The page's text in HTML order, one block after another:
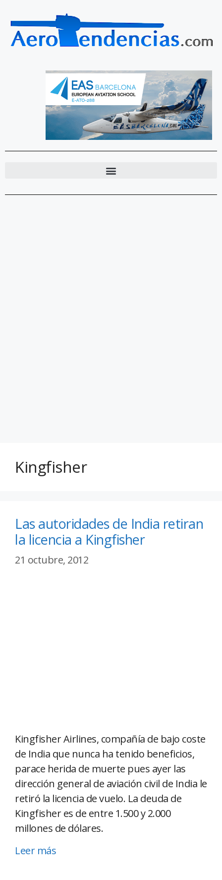
Kingfisher
Las autoridades de India retiran
la licencia a Kingfisher
21 octubre, 2012
Kingfisher Airlines, compañía de bajo coste
de India que nunca ha tenido beneficios,
parace herida de muerte pues ayer las
dirección general de aviación civil de India le
retiró la licencia de vuelo. La deuda de
Kingfisher es de entre 1.500 y 2.000
millones de dólares.
Leer más